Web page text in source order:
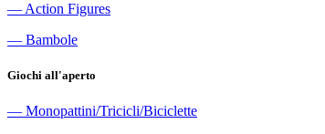
― Action Figures
― Bambole
Giochi all'aperto
― Monopattini/Tricicli/Biciclette